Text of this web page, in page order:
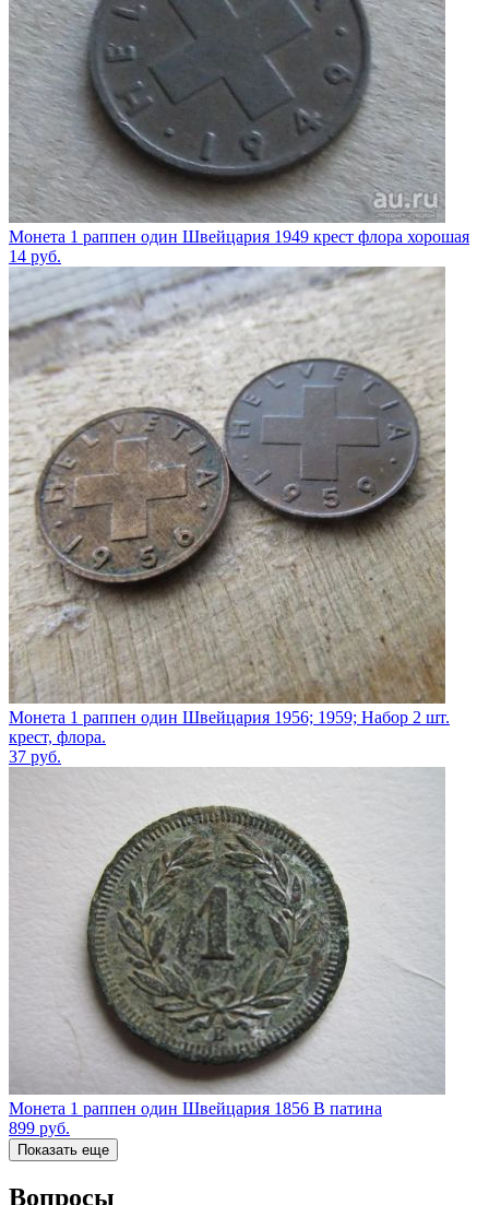
Монета 1 раппен один Швейцария 1949 крест флора хорошая
14 руб.
Монета 1 раппен один Швейцария 1956; 1959; Набор 2 шт.
крест, флора.
37 руб.
Монета 1 раппен один Швейцария 1856 B патина
899 руб.
Показать еще
Вопросы